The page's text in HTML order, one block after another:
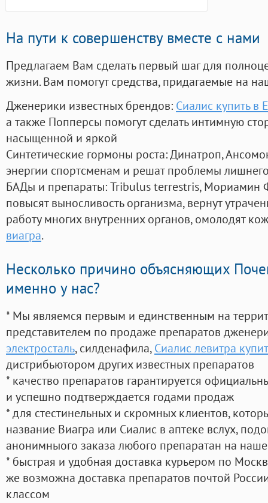
На пути к совершенству вместе с нами
Предлагаем Вам сделать первый шаг для
жизни. Вам помогут средства, придагаемые на
Дженерики известных брендов: Сиалис купить в
а также Попперсы помогут сделать интимную
насыщенной и яркой
Синтетические гормоны роста: Динатроп,
энергии спортсменам и решат проблемы
БАДы и препараты:Tribulus terrestris, Мориамин
повысят выносливость организма, вернут
работу многих внутренних органов, омолодят
виагра.
Несколько причино объясняющих
именно у нас?
* Мы являемся первым и единственным на
представителем по продаже препаратов
электросталь, силденафила, Сиалис левитра
дистрибьютором других известных препаратов
* качество препаратов гарантируется
и успешно подтверждается годами продаж
* для стестинельных и скромных клиентов,
название Виагра или Сиалис в аптеке вслух,
анонимныого заказа любого препаратан на
* быстрая и удобная доставка курьером по
же возможна доставка препаратов почтой
классом